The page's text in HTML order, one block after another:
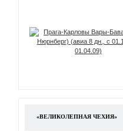
«ВЕЛИКОЛЕПНАЯ ЧЕХИЯ»